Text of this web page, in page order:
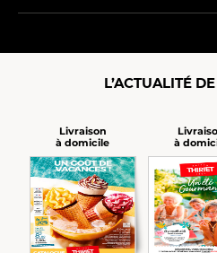
L’ACTUALITÉ
Livraison
à domicile à